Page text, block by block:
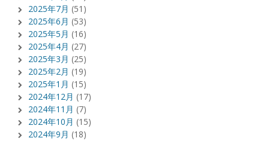
2025年7月 (51)
2025年6月 (53)
2025年5月 (16)
2025年4月 (27)
2025年3月 (25)
2025年2月 (19)
2025年1月 (15)
2024年12月 (17)
2024年11月 (7)
2024年10月 (15)
2024年9月 (18)